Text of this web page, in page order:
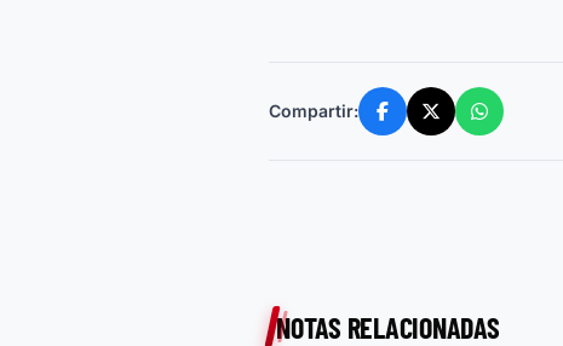
Compartir:
NOTAS RELACIONADAS